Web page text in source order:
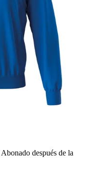
Abonado después de la